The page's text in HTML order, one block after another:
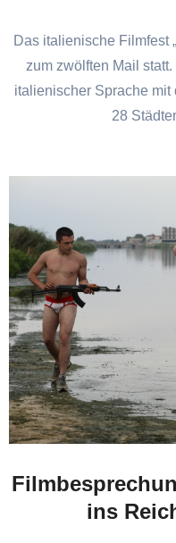
Das italienische Filmfest
zum zwölften Mail
italienischer Sprache
28
ins